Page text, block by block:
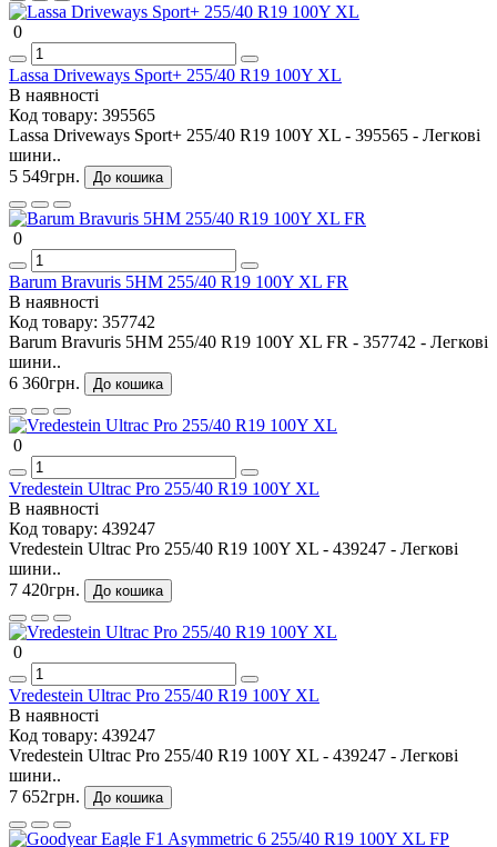
0
Lassa Driveways Sport+ 255/40 R19 100Y XL
В наявності
Код товару: 395565
Lassa Driveways Sport+ 255/40 R19 100Y XL - 395565 - Легкові
шини..
5 549грн.
До кошика
0
Barum Bravuris 5HM 255/40 R19 100Y XL FR
В наявності
Код товару: 357742
Barum Bravuris 5HM 255/40 R19 100Y XL FR - 357742 - Легкові
шини..
6 360грн.
До кошика
0
Vredestein Ultrac Pro 255/40 R19 100Y XL
В наявності
Код товару: 439247
Vredestein Ultrac Pro 255/40 R19 100Y XL - 439247 - Легкові
шини..
7 420грн.
До кошика
0
Vredestein Ultrac Pro 255/40 R19 100Y XL
В наявності
Код товару: 439247
Vredestein Ultrac Pro 255/40 R19 100Y XL - 439247 - Легкові
шини..
7 652грн.
До кошика